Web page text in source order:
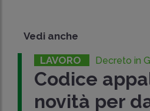
Vedi anche
LAVORO Decreto in
Codice
novità per